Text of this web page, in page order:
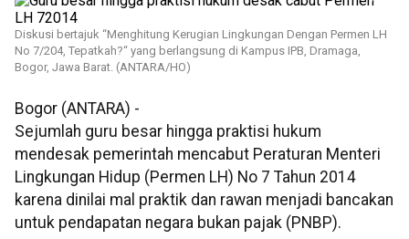
Diskusi bertajuk “Menghitung Kerugian Lingkungan Dengan Permen LH
No 7/204, Tepatkah?“ yang berlangsung di Kampus IPB, Dramaga,
Bogor, Jawa Barat. (ANTARA/HO)
Bogor (ANTARA) -
Sejumlah guru besar hingga praktisi hukum
mendesak pemerintah mencabut Peraturan Menteri
Lingkungan Hidup (Permen LH) No 7 Tahun 2014
karena dinilai mal praktik dan rawan menjadi bancakan
untuk pendapatan negara bukan pajak (PNBP).